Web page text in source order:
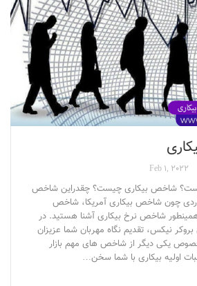
Feb 1, 2022
چیست؟ شاخص بیکاری چیست؟ چقدراین شاخص
چون شاخص بیکاری آمریکا، شاخص
همینطور شاخص نرخ بیکاری آشنا هستید. در
نیکس، تقدیم نگاه مهربان شما عزیزان
یکی دیگر از شاخص های مهم بازار
اولیه بیکاری با شما سخن…